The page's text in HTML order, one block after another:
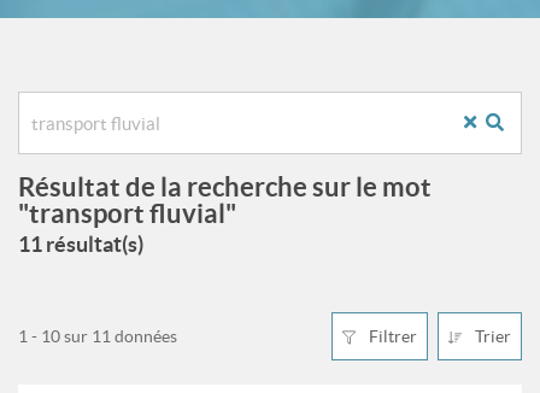
Résultat de la recherche sur le mot
"transport fluvial"
11 résultat(s)
Filtrer Trier
1 - 10 sur 11 données